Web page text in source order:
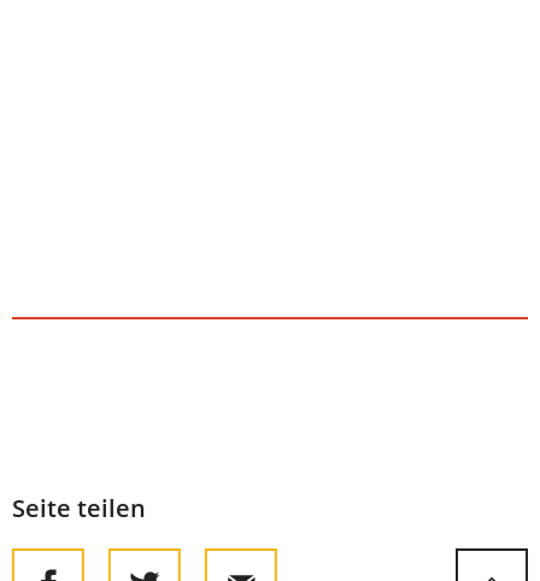
Seite teilen